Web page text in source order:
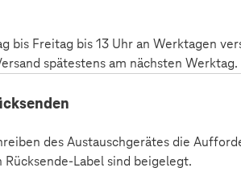
bis Freitag bis 13 Uhr an Werktagen
spätestens am nächsten Werktag.
des Austauschgerätes die
Label sind beigelegt.